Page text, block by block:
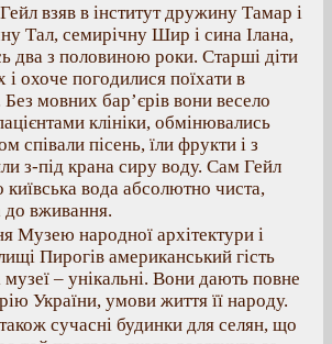
взяв в інститут дружину Тамар і
Тал, семирічну Шир і сина Ілана,
два з половиною роки. Старші діти
і охоче погодилися поїхати в
мовних бар’єрів вони весело
клініки, обмінювались
співали пісень, їли фрукти і з
з-під крана сиру воду. Сам Гейл
київська вода абсолютно чиста,
до вживання.
Музею народної архітектури і
Пирогів американський гість
музеї – унікальні. Вони дають повне
України, умови життя її народу.
сучасні будинки для селян, що